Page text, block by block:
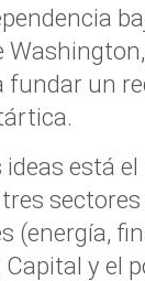
fundar un
ideas está
(energía,
y el